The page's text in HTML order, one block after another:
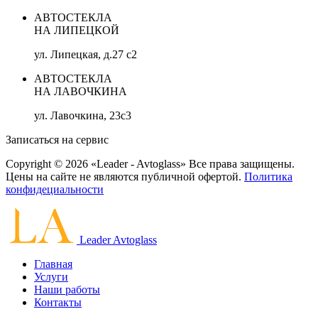
АВТОСТЕКЛА
НА ЛИПЕЦКОЙ
ул. Липецкая, д.27 с2
АВТОСТЕКЛА
НА ЛАВОЧКИНА
ул. Лавочкина, 23с3
Записаться на сервис
Copyright © 2026 «Leader - Avtoglass» Все права защищены.
Цены на сайте не являются публичной офертой. Политика
конфидециальности
Leader Avtoglass
Главная
Услуги
Наши работы
Контакты